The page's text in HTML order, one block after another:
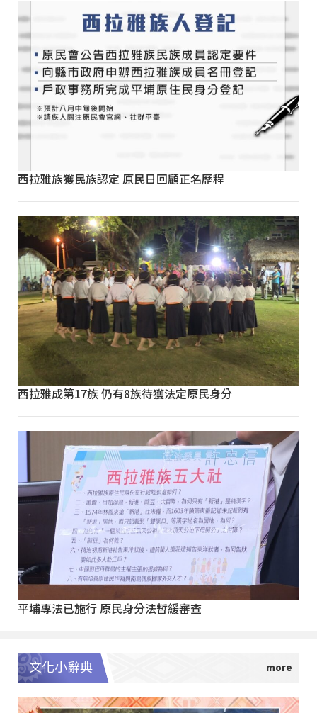
西拉雅族獲民族認定 原民日回顧正名歷程
西拉雅成第17族 仍有8族待獲法定原民身分
平埔專法已施行 原民身分法暫緩審查
文化小辭典